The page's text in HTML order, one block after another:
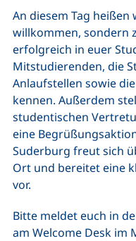
An diesem Tag
willkommen, sondern
erfolgreich in euer
Mitstudierenden, die
Anlaufstellen sowie
kennen. Außerdem
studentischen
eine
Suderburg freut sich
Ort und bereitet eine
vor.
Bitte meldet euch in
am Welcome Desk im